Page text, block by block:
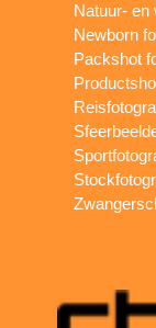
Natuur- en
Newborn
Packshot